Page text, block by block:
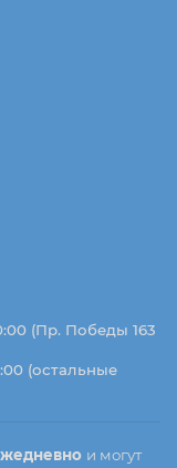
(Пр. Победы 163
(остальные
и могут